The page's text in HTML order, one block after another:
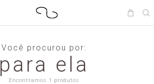
Você procurou por:
para ela
Encontramos 1 produtos